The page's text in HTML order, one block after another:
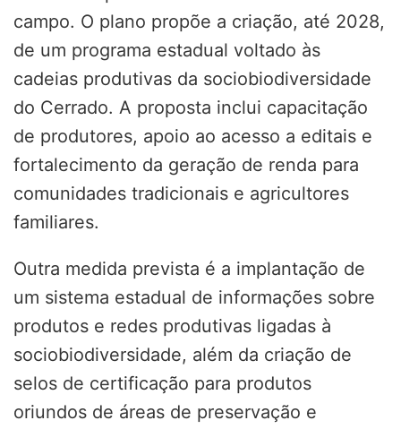
campo. O plano propõe a criação, até 2028,
de um programa estadual voltado às
cadeias produtivas da sociobiodiversidade
do Cerrado. A proposta inclui capacitação
de produtores, apoio ao acesso a editais e
fortalecimento da geração de renda para
comunidades tradicionais e agricultores
familiares.
Outra medida prevista é a implantação de
um sistema estadual de informações sobre
produtos e redes produtivas ligadas à
sociobiodiversidade, além da criação de
selos de certificação para produtos
oriundos de áreas de preservação e